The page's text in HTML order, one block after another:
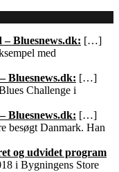
Bluesnews.dk: […]
med
Bluesnews.dk: […]
Challenge i
Bluesnews.dk: […]
besøgt Danmark. Han
og udvidet program
i Bygningens Store